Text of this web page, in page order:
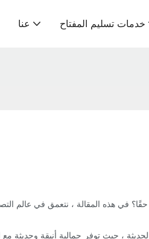
عنا خدمات تسليم المفتاح
في هذه المقالة ، نتعمق في عالم
، حيث توفر جمالية أنيقة وحديثة